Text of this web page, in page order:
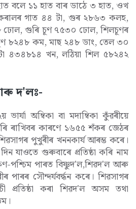
বলে ১১ হাত বাৰ ডাঠে ৩ হাত, ওখ
গাত ৪৪ টা, গুৰ ২৮৬৩ কলহ,
গুৰি চূণ ৭৫৩০ ঢোল, শিলচূণৰ
৮২৪৮ কম, মাছ ২৪৮ ডাং, তেল ৩০
৪৩৪৮১৪ খন, লঠিয়া শিল ৫৮২৪২
দ'লঃ-
অম্বিকা বা মদাম্বিকা কুঁৱৰীয়ে
ৰাখিবৰ কাৰণে ১৬৫৫ শঁকৰ জেঠৰ
পুখুৰীৰ খননকাৰ্য আৰম্ভ কৰে।
যাওতে গুৰুবাৰে প্ৰতিষ্ঠা কৰি নাম
পশ্চিম পাৰত বিষ্ণুদ'ল,শিৱদ'ল আৰু
পাৰৰ সৌন্দৰ্যবৰ্দ্ধন কৰে। শিৱসাগৰ
প্ৰতিষ্ঠা কৰা শিৱদ'ল অসম তথা